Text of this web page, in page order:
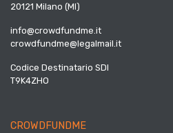
20121 Milano (MI)
info@crowdfundme.it
crowdfundme@legalmail.it
Codice Destinatario SDI
T9K4ZHO
CROWDFUNDME